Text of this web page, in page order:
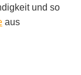
und so
aus